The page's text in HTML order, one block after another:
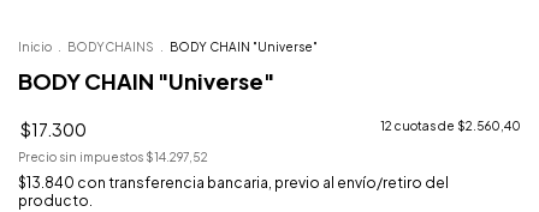
Inicio BODYCHAINS BODY CHAIN "Universe"
BODY CHAIN "Universe"
$17.300 12 cuotas de $2.560,40
Precio sin impuestos $14.297,52
$13.840 con transferencia bancaria, previo al envío/retiro del
producto.